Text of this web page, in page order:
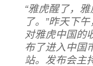
“雅虎醒了，
了。”昨天下
对雅虎中国的
布了进入中国
站。发布会主